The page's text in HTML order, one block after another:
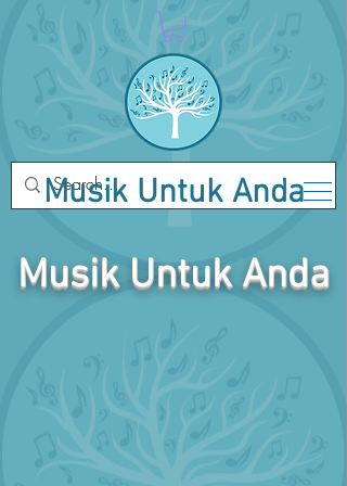
Musik Untuk Anda
Musik Untuk Anda